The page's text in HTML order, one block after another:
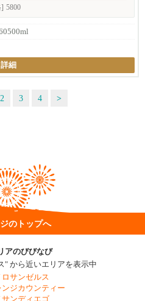
5800
詳細
2 3 4 >
のトップへ
アのびびなび
" から近いエリアを表示中
サンゼルス
ジカウンティー
ンディエゴ